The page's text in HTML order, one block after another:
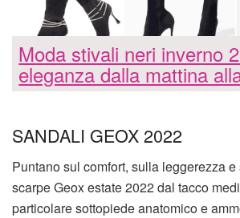
Moda stivali neri inverno
eleganza dalla mattina
SANDALI GEOX 2022
Puntano sul comfort, sulla leggerezza
scarpe Geox estate 2022 dal tacco
particolare sottopiede anatomico e